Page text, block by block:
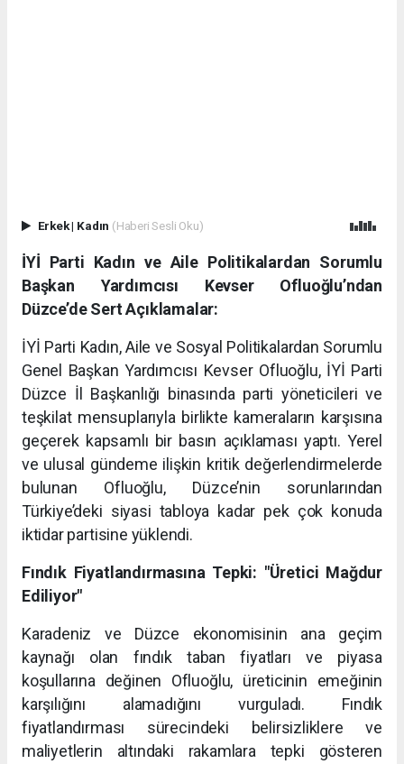
Erkek| Kadın (Haberi Sesli Oku)
İYİ Parti Kadın ve Aile Politikalardan Sorumlu
Başkan Yardımcısı Kevser Ofluoğlu’ndan
Düzce’de Sert Açıklamalar:
İYİ Parti Kadın, Aile ve Sosyal Politikalardan Sorumlu
Genel Başkan Yardımcısı Kevser Ofluoğlu, İYİ Parti
Düzce İl Başkanlığı binasında parti yöneticileri ve
teşkilat mensuplarıyla birlikte kameraların karşısına
geçerek kapsamlı bir basın açıklaması yaptı. Yerel
ve ulusal gündeme ilişkin kritik değerlendirmelerde
bulunan Ofluoğlu, Düzce’nin sorunlarından
Türkiye’deki siyasi tabloya kadar pek çok konuda
iktidar partisine yüklendi.
Fındık Fiyatlandırmasına Tepki: "Üretici Mağdur
Ediliyor"
Karadeniz ve Düzce ekonomisinin ana geçim
kaynağı olan fındık taban fiyatları ve piyasa
koşullarına değinen Ofluoğlu, üreticinin emeğinin
karşılığını alamadığını vurguladı. Fındık
fiyatlandırması sürecindeki belirsizliklere ve
maliyetlerin altındaki rakamlara tepki gösteren